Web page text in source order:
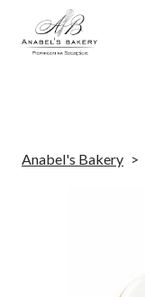
Anabel's Bakery